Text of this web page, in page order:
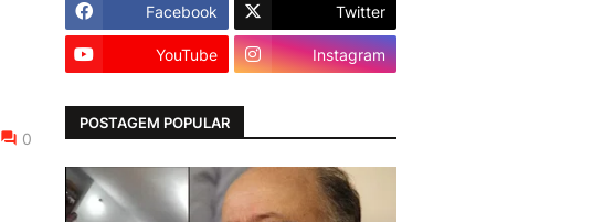
0
Facebook Twitter
YouTube Instagram
POSTAGEM POPULAR